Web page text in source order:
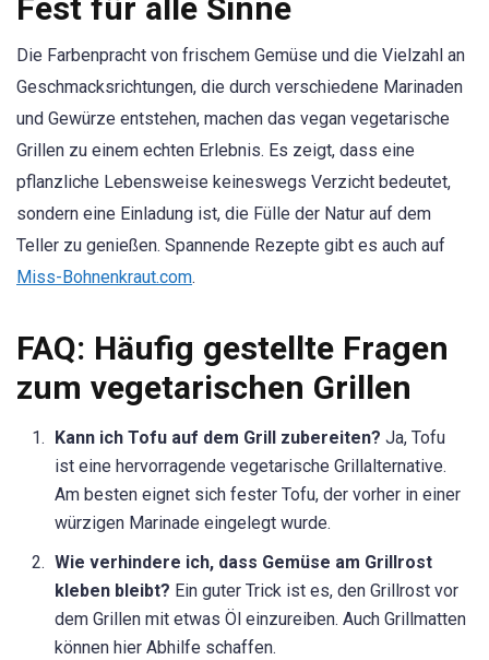
Fest für alle Sinne
Die Farbenpracht von frischem Gemüse und die Vielzahl an
Geschmacksrichtungen, die durch verschiedene Marinaden
und Gewürze entstehen, machen das vegan vegetarische
Grillen zu einem echten Erlebnis. Es zeigt, dass eine
pflanzliche Lebensweise keineswegs Verzicht bedeutet,
sondern eine Einladung ist, die Fülle der Natur auf dem
Teller zu genießen. Spannende Rezepte gibt es auch auf
Miss-Bohnenkraut.com.
FAQ: Häufig gestellte Fragen
zum vegetarischen Grillen
Kann ich Tofu auf dem Grill zubereiten? Ja, Tofu
ist eine hervorragende vegetarische Grillalternative.
Am besten eignet sich fester Tofu, der vorher in einer
würzigen Marinade eingelegt wurde.
Wie verhindere ich, dass Gemüse am Grillrost
kleben bleibt? Ein guter Trick ist es, den Grillrost vor
dem Grillen mit etwas Öl einzureiben. Auch Grillmatten
können hier Abhilfe schaffen.